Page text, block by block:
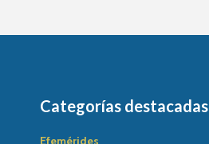
Categorías destacadas
Efemérides